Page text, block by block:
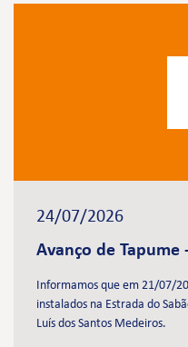
24/07/2026
Avanço de Tapume
Informamos que em 21/07/
instalados na Estrada do
Luís dos Santos Medeiros.